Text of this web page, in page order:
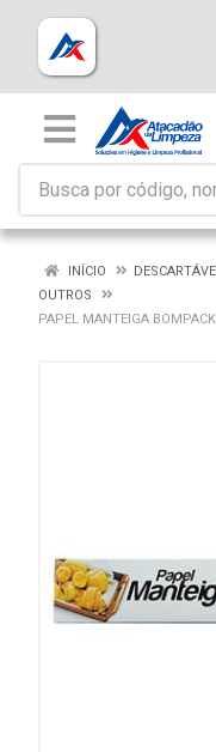
INÍCIO
OUTROS
PAPEL MANTEIGA